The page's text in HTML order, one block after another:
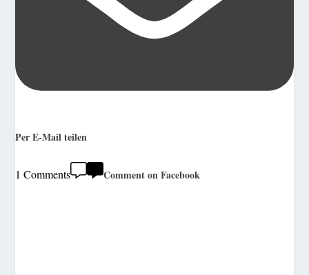
Per E-Mail teilen
1 Comments Comment on Facebook